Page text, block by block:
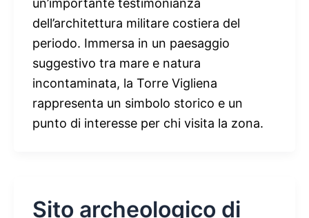
un’importante testimonianza
dell’architettura militare costiera del
periodo. Immersa in un paesaggio
suggestivo tra mare e natura
incontaminata, la Torre Vigliena
rappresenta un simbolo storico e un
punto di interesse per chi visita la zona.
Sito archeologico di